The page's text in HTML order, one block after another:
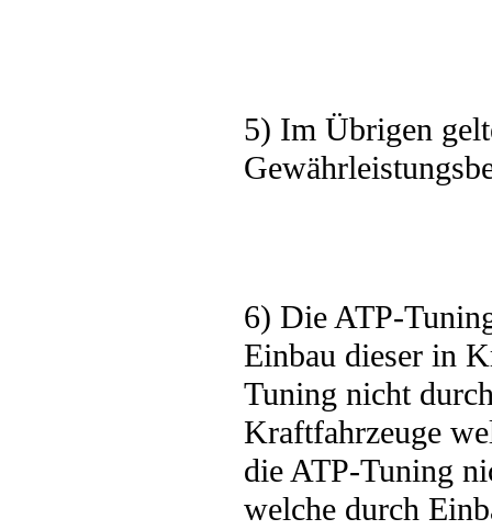
5) Im Übrigen
6) Die ATP-
Einbau dieser in
Tuning nicht
Kraftfahrzeuge
die ATP-Tuning
welche durch